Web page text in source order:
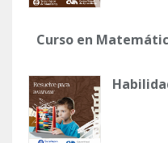
Curso en